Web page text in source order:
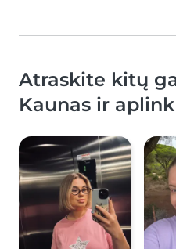
Atraskite kitų
Kaunas ir aplink